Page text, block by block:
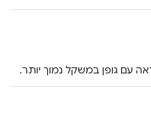
עם גופן במשקל נמוך יותר.